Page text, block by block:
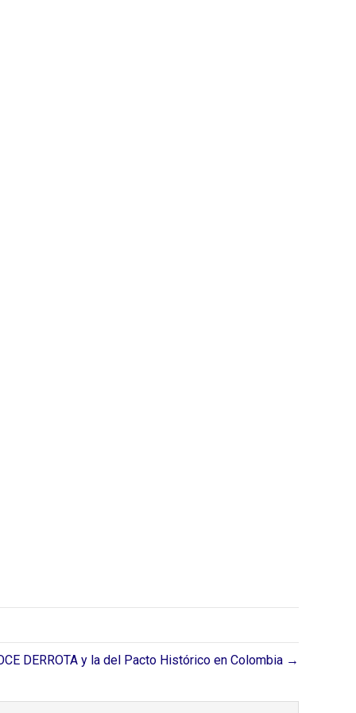
DERROTA y la del Pacto Histórico en Colombia →